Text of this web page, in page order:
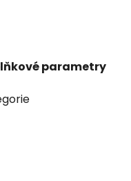
parametry